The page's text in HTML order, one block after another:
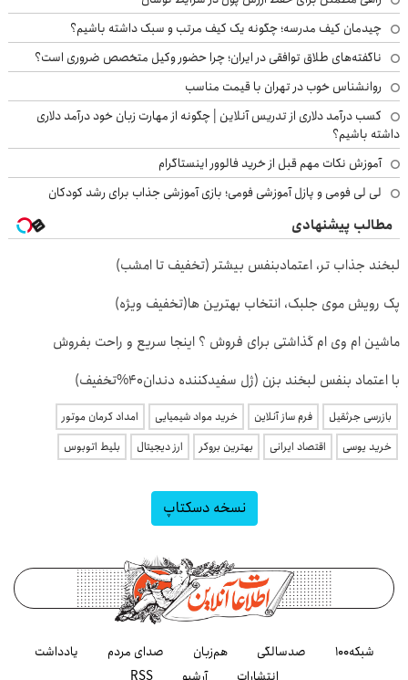
چیدمان کیف مدرسه؛ چگونه یک کیف مرتب و سبک داشته باشیم؟
ناگفته‌های طلاق توافقی در ایران؛ چرا حضور وکیل متخصص ضروری است؟
روانشناس خوب در تهران با قیمت مناسب
کسب درآمد دلاری از تدریس آنلاین | چگونه از مهارت زبان خود درآمد دلاری
داشته باشیم؟
آموزش نکات مهم قبل از خرید فالوور اینستاگرام
لی لی فومی و پازل آموزشی فومی؛ بازی آموزشی جذاب برای رشد کودکان
مطالب پیشنهادی
لبخند جذاب تر، اعتمادبنفس بیشتر (تخفیف تا امشب)
پک رویش موی جلبک، انتخاب بهترین ها(تخفیف ویژه)
ماشین ام وی ام گذاشتی برای فروش ؟ اینجا سریع و راحت بفروش
با اعتماد بنفس لبخند بزن (ژل سفیدکننده دندان40%تخفیف)
بازرسی جرثقیل فرم ساز آنلاین خرید مواد شیمیایی
امداد کرمان موتور
خرید یوسی
اقتصاد ایرانی بهترین بروکر ارز دیجیتال بلیط اتوبوس
نسخه دسکتاپ
شبکه۱۰۰ صدسالگی هم‌زبان صدای مردم
یادداشت